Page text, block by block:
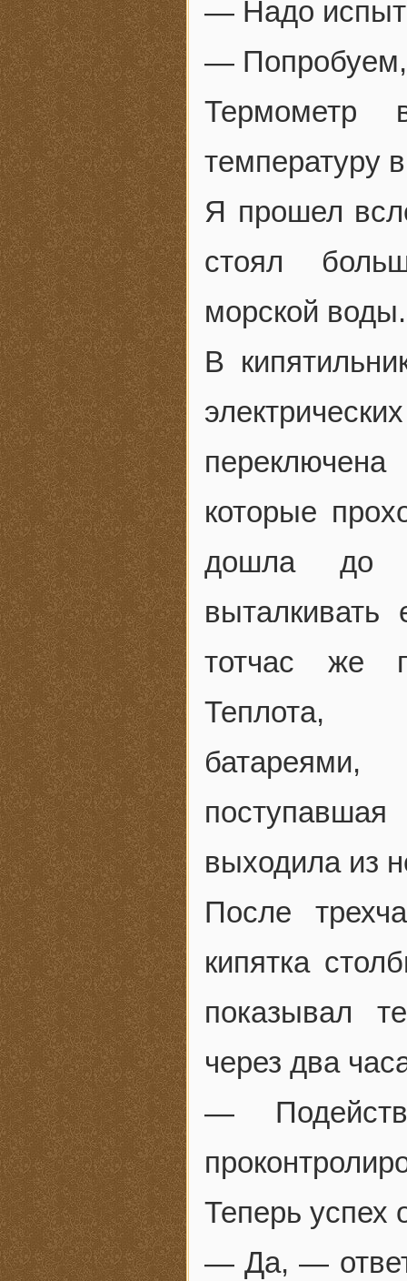
— Надо
— Попробуем,
Термометр
температуру
Я прошел
стоял
морской воды.
В
которые
дошла до
тотчас же
Теплота,
выходила из
После
кипятка
показывал
через два
—
Теперь успех
— Да, —